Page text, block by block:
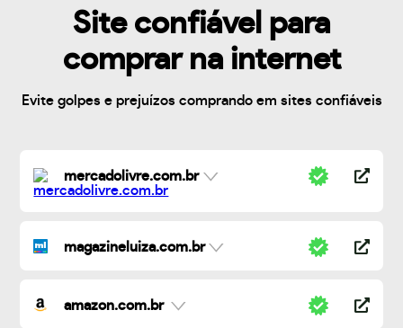
Site confiável para
comprar na internet
Evite golpes e prejuízos comprando em sites confiáveis
mercadolivre.com.br
magazineluiza.com.br
amazon.com.br